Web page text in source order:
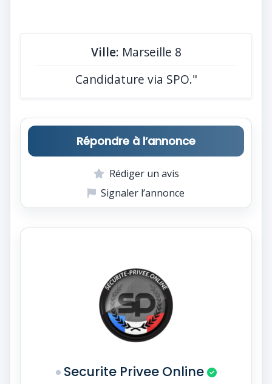
Ville: Marseille 8
Candidature via SPO."
Répondre à l’annonce
Rédiger un avis
Signaler l’annonce
Securite Privee Online